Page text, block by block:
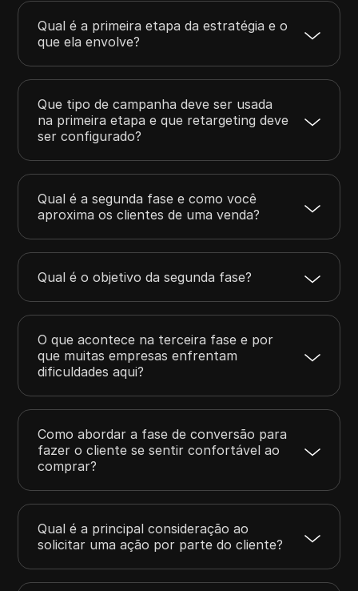
Qual é a primeira etapa da estratégia e o
que ela envolve?
Que tipo de campanha deve ser usada
na primeira etapa e que retargeting deve
ser configurado?
Qual é a segunda fase e como você
aproxima os clientes de uma venda?
Qual é o objetivo da segunda fase?
O que acontece na terceira fase e por
que muitas empresas enfrentam
dificuldades aqui?
Como abordar a fase de conversão para
fazer o cliente se sentir confortável ao
comprar?
Qual é a principal consideração ao
solicitar uma ação por parte do cliente?